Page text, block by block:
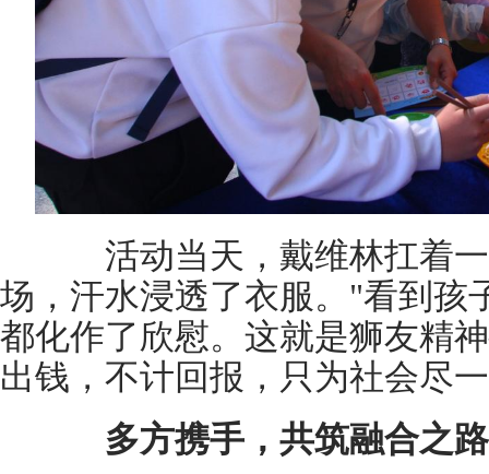
活动当天，戴维林扛着一
场，汗水浸透了衣服。"看到孩
都化作了欣慰。这就是狮友精
出钱，不计回报，只为社会尽
多方携手，共筑融合之路